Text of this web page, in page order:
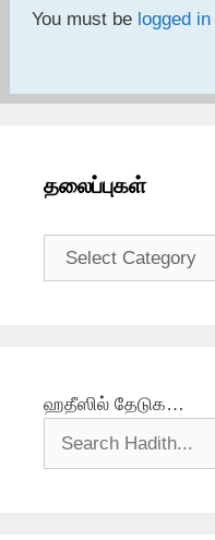
You must be logged in
தலைப்புகள்
தலைப்புகள்
ஹதீஸில் தேடுக…